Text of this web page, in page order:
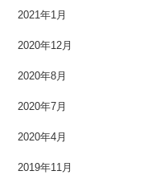
2021年1月
2020年12月
2020年8月
2020年7月
2020年4月
2019年11月